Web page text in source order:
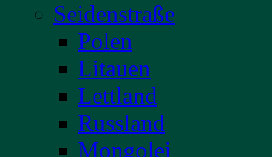
Seidenstraße
Polen
Litauen
Lettland
Russland
Mongolei